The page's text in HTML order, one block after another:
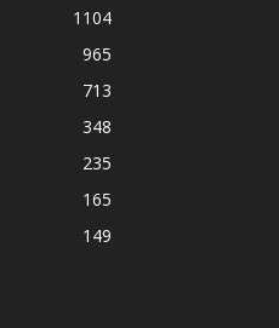
1104
965
713
348
235
165
149